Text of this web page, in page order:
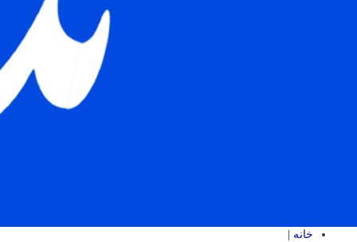
خانه |